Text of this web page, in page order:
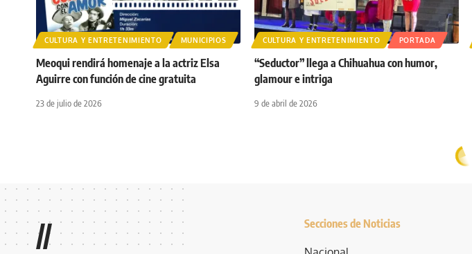
CULTURA Y ENTRETENIMIENTO MUNICIPIOS
Meoqui rendirá homenaje a la actriz Elsa
Aguirre con función de cine gratuita
23 de julio de 2026
CULTURA Y ENTRETENIMIENTO PORTADA
“Seductor” llega a Chihuahua con humor,
glamour e intriga
9 de abril de 2026
// Secciones de Noticias